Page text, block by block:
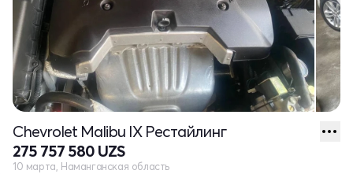
Chevrolet Malibu IX Рестайлинг
275 757 580 UZS
10 марта, Наманганская область